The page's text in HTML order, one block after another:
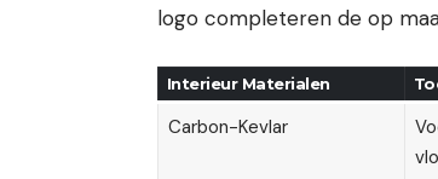
logo completeren de op
Interieur Materialen
Carbon-Kevlar